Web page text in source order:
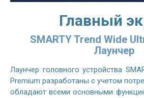
Главный
SMARTY Trend Wide
Лаунчер
Лаунчер головного устройства
Premium разработаны с учетом
обладают всеми основными